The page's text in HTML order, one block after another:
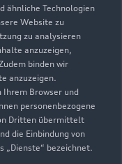
ähnliche Technologien
Website zu
zu analysieren
anzuzeigen,
binden wir
anzuzeigen.
Ihrem Browser und
personenbezogene
Dritten übermittelt
die Einbindung von
„Dienste“ bezeichnet.